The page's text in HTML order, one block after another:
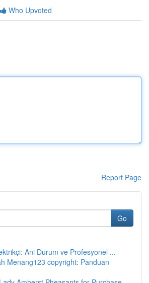
Who Upvoted
Report Page
Go
Ani Durum ve Profesyonel ...
Menang123 copyright: Panduan